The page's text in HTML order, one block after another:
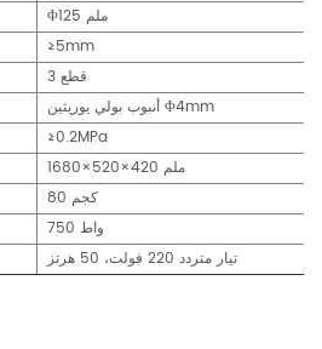
Φ125 ملم
≥5mm
3 قطع
أنبوب بولي يوريثين Φ4mm
≥0.2MPa
1680×520×420 ملم
80 كجم
750 واط
تيار متردد 220 فولت، 50 هرتز